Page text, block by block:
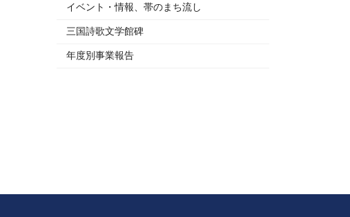
イベント・情報、帯のまち流し
三国詩歌文学館碑
年度別事業報告